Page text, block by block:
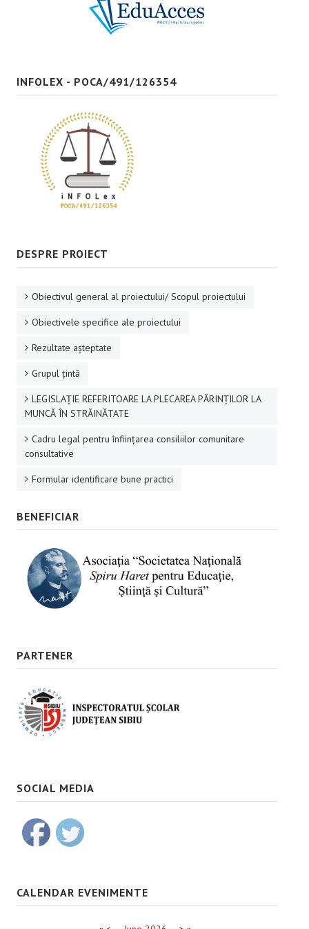
INFOLEX - POCA/491/126354
DESPRE PROIECT
Obiectivul general al proiectului/ Scopul proiectului
Obiectivele specifice ale proiectului
Rezultate aşteptate
Grupul ţintă
LEGISLAȚIE REFERITOARE LA PLECAREA PĂRINȚILOR LA
MUNCĂ ÎN STRĂINĂTATE
Cadru legal pentru înființarea consiliilor comunitare
consultative
Formular identificare bune practici
BENEFICIAR
PARTENER
SOCIAL MEDIA
CALENDAR EVENIMENTE